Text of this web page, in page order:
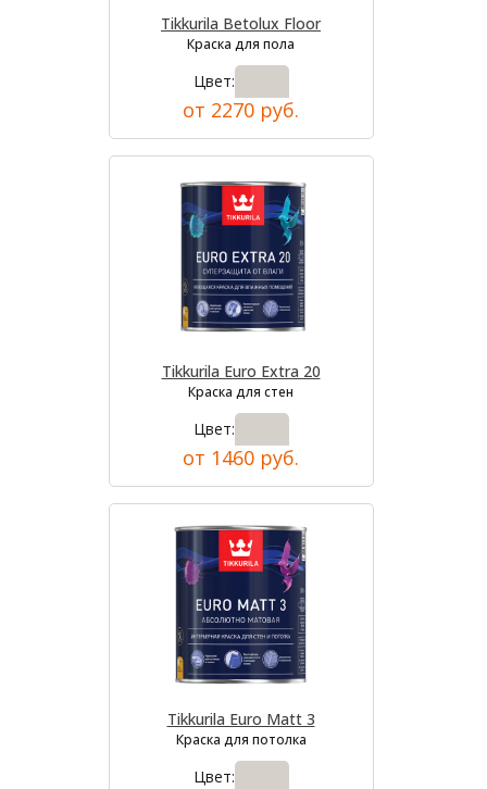
Tikkurila Betolux Floor
Краска для пола
Цвет:
от 2270 руб.
Tikkurila Euro Extra 20
Краска для стен
Цвет:
от 1460 руб.
Tikkurila Euro Matt 3
Краска для потолка
Цвет: